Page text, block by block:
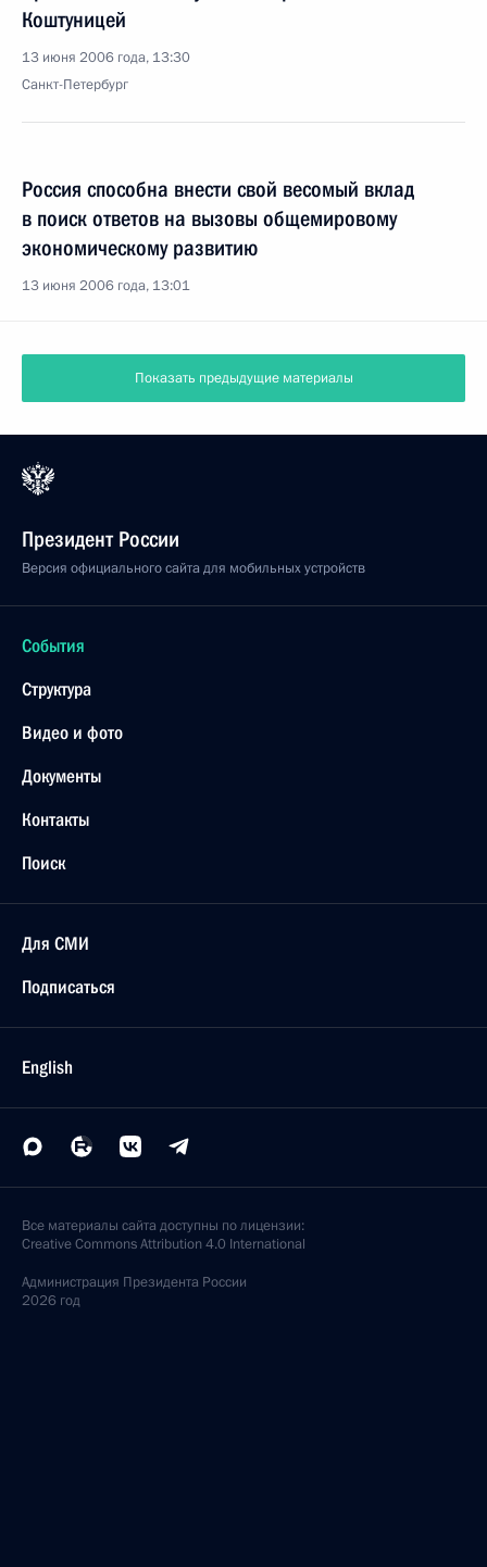
Коштуницей
13 июня 2006 года, 13:30
Санкт-Петербург
Россия способна внести свой весомый вклад
в поиск ответов на вызовы общемировому
экономическому развитию
13 июня 2006 года, 13:01
Показать предыдущие материалы
Президент России
Версия официального сайта для мобильных устройств
События
Структура
Видео и фото
Документы
Контакты
Поиск
Для СМИ
Подписаться
English
Все материалы сайта доступны по лицензии:
Creative Commons Attribution 4.0 International
Администрация Президента России
2026 год